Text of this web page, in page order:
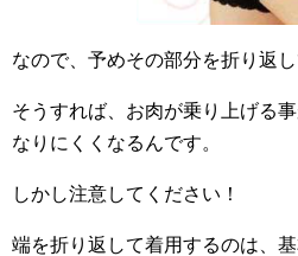
なので、予めその部分を折り返し
そうすれば、お肉が乗り上げる
なりにくくなるんです。
しかし注意してください！
端を折り返して着用するのは、